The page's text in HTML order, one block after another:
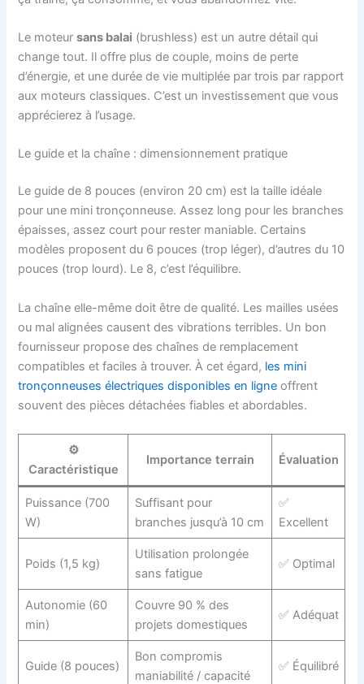
Le moteursans balai (brushless) est un autre détail qui
change tout. Il offre plus de couple, moins de perte
d’énergie, et une durée de vie multiplée par trois par rapport
aux moteurs classiques. C’est un investissement que vous
apprécierez à l’usage.
Le guide et la chaîne : dimensionnement pratique
Le guide de 8 pouces (environ 20 cm) est la taille idéale
pour une mini tronçonneuse. Assez long pour les branches
épaisses, assez court pour rester maniable. Certains
modèles proposent du 6 pouces (trop léger), d’autres du 10
pouces (trop lourd). Le 8, c’est l’équilibre.
La chaîne elle-même doit être de qualité. Les mailles usées
ou mal alignées causent des vibrations terribles. Un bon
fournisseur propose des chaînes de remplacement
compatibles et faciles à trouver. À cet égard, les mini
tronçonneuses électriques disponibles en ligne offrent
souvent des pièces détachées fiables et abordables.
⚙️
Caractéristique
Importance terrain Évaluation
Puissance (700
W)
Suffisant pour
branches jusqu’à 10 cm
✅
Excellent
Poids (1,5 kg)
Utilisation prolongée
sans fatigue
✅ Optimal
Autonomie (60
min)
Couvre 90 % des
projets domestiques
✅ Adéquat
Guide (8 pouces)
Bon compromis
maniabilité / capacité
✅ Équilibré